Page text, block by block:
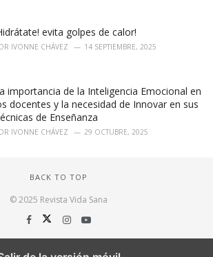
evita golpes de calor!
IVONNE CHÁVEZ 14 SEPTIEMBRE, 2025
importancia de la Inteligencia Emocional en
docentes y la necesidad de Innovar en sus
de Enseñanza
IVONNE CHÁVEZ 29 OCTUBRE, 2025
BACK TO TOP
© 2025 Revista Vida Sana